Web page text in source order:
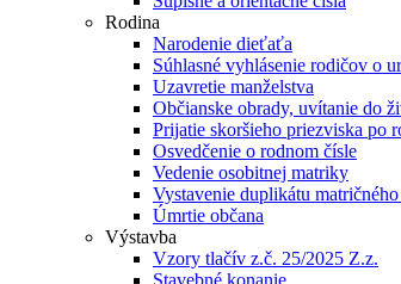
Rodina
Narodenie dieťaťa
Súhlasné vyhlásenie rodičov o
Uzavretie manželstva
Občianske obrady, uvítanie do
Prijatie skoršieho priezviska po
Osvedčenie o rodnom čísle
Vedenie osobitnej matriky
Vystavenie duplikátu
Úmrtie občana
Výstavba
Vzory tlačív z.č. 25/2025 Z.z.
Stavebné konanie